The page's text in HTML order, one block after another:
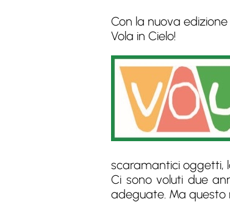
Con la nuova
Vola in Cielo!
scaramantici oggetti,
Ci sono voluti due
adeguate. Ma questo